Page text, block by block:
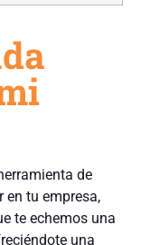
de
tu empresa,
te echemos una
una